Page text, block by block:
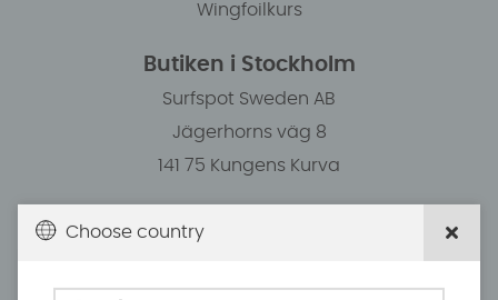
Wingfoilkurs
Butiken i Stockholm
Surfspot Sweden AB
Jägerhorns väg 8
141 75 Kungens Kurva
Öppettider/Kundservice
Choose country